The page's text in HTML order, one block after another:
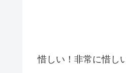
惜しい！非常に惜し